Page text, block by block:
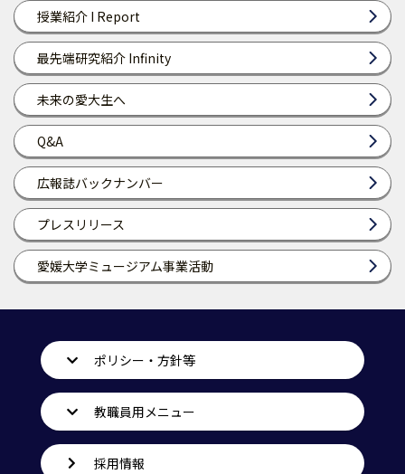
授業紹介 I Report
最先端研究紹介 Infinity
未来の愛大生へ
Q&A
広報誌バックナンバー
プレスリリース
愛媛大学ミュージアム事業活動
ポリシー・方針等
教職員用メニュー
採用情報